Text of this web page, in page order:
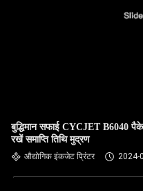
बुद्धिमान सफाई CYCJET B6040
रखें समाप्ति तिथि मुद्रण
औद्योगिक इंकजेट प्रिंटर 2024-